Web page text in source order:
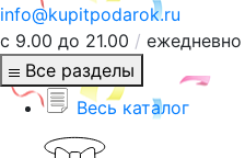
info@kupitpodarok.ru
с 9.00 до 21.00 / ежедневно
Все разделы
Весь каталог